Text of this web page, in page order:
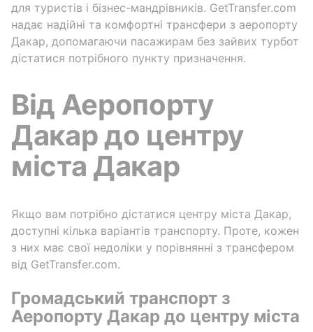
для туристів і бізнес-мандрівників. GetTransfer.com
надає надійні та комфортні трансфери з аеропорту
Дакар, допомагаючи пасажирам без зайвих турбот
дістатися потрібного пункту призначення.
Від Аеропорту
Дакар до центру
міста Дакар
Якщо вам потрібно дістатися центру міста Дакар,
доступні кілька варіантів транспорту. Проте, кожен
з них має свої недоліки у порівнянні з трансфером
від GetTransfer.com.
Громадський транспорт з
Аеропорту Дакар до центру міста